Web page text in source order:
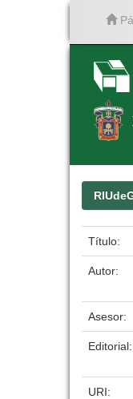
Título:
Autor:
Asesor:
Editorial:
URI: